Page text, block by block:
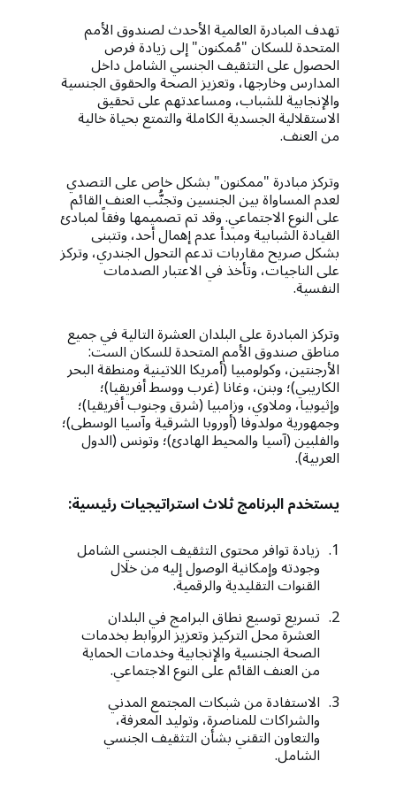
تهدف المبادرة العالمية الأحدث لصندوق الأمم
المتحدة للسكان "مُمكنون" إلى زيادة فرص
الحصول على التثقيف الجنسي الشامل داخل
المدارس وخارجها، وتعزيز الصحة والحقوق الجنسية
والإنجابية للشباب، ومساعدتهم على تحقيق
الاستقلالية الجسدية الكاملة والتمتع بحياة خالية
من العنف.
وتركز مبادرة "ممكنون" بشكل خاص على التصدي
لعدم المساواة بين الجنسين وتجنُّب العنف القائم
على النوع الاجتماعي. وقد تم تصميمها وفقاً لمبادئ
القيادة الشبابية ومبدأ عدم إهمال أحد، وتتبنى
بشكل صريح مقاربات تدعم التحول الجندري، وتركز
على الناجيات، وتأخذ في الاعتبار الصدمات
النفسية.
وتركز المبادرة على البلدان العشرة التالية في جميع
مناطق صندوق الأمم المتحدة للسكان الست:
الأرجنتين، وكولومبيا (أمريكا اللاتينية ومنطقة البحر
الكاريبي)؛ وبنن، وغانا (غرب ووسط أفريقيا)؛
وإثيوبيا، وملاوي، وزامبيا (شرق وجنوب أفريقيا)؛
وجمهورية مولدوفا (أوروبا الشرقية وآسيا الوسطى)؛
والفلبين (آسيا والمحيط الهادئ)؛ وتونس (الدول
العربية).
يستخدم البرنامج ثلاث استراتيجيات رئيسية:
زيادة توافر محتوى التثقيف الجنسي الشامل
وجودته وإمكانية الوصول إليه من خلال
القنوات التقليدية والرقمية.
تسريع توسيع نطاق البرامج في البلدان
العشرة محل التركيز وتعزيز الروابط بخدمات
الصحة الجنسية والإنجابية وخدمات الحماية
من العنف القائم على النوع الاجتماعي.
الاستفادة من شبكات المجتمع المدني
والشراكات للمناصرة، وتوليد المعرفة،
والتعاون التقني بشأن التثقيف الجنسي
الشامل.